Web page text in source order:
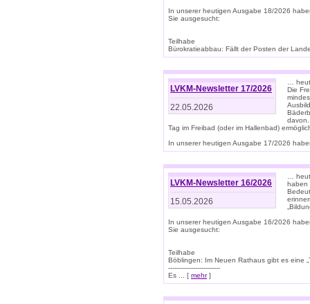
In unserer heutigen Ausgabe 18/2026
Sie ausgesucht:
Teilhabe
Bürokratieabbau: Fällt der Posten der
LVKM-Newsletter 17/2026
22.05.2026
…
Die
davon.
Tag im Freibad (oder im Hallenbad)
In unserer heutigen Ausgabe 17/2026
LVKM-Newsletter 16/2026
15.05.2026
…
haben
In unserer heutigen Ausgabe 16/2026
Sie ausgesucht:
Teilhabe
Böblingen: Im Neuen Rathaus gibt es eine
-------------------------
Es ... [ mehr]